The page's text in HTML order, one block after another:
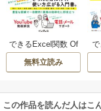
できるExcel関数 Of
fice 2021/2019/201
6&Microsoft 365対
無料立読み
→
この作品を読んだ人はこ